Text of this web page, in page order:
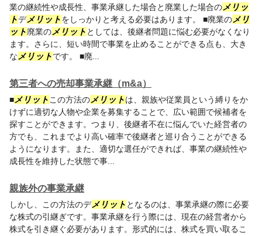
業の継続性や成長性、事業承継した場合と廃業した場合のメリッ
トデメリットをしっかりと考える必要はあります。 ■廃業のメリ
ット廃業のメリット としては、後継者問題に悩む必要がなくなり
ます。さらに、短い時間で事業を止めることができる点も、大き
な メリットです。 ■廃...
第三者への売却事業承継（m&a）
■メリット この方法のメリットは、親族や従業員という縛りをか
けずに適切な人物や企業を募集することで、広い範囲で候補者を
探すことができます。つまり、後継者不在に悩んでいた経営者の
方でも、これまでより高い確率で後継者と巡り合うことができる
ようになります。また、適切な選任ができれば、事業の継続性や
成長性を維持した状態で事...
親族外の事業承継
しかし、この方法のデメリット となるのは、事業承継の際に必要
な株式の引継ぎです。事業承継を行う際には、現在の経営者から
株式を引き継ぐ必要があります。形式的には、株式を買い取るこ